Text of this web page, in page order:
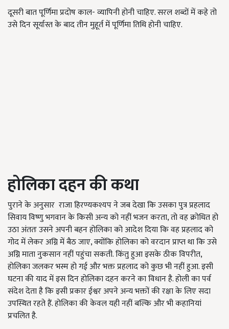
दूसरी बात पूर्णिमा प्रदोष काल- व्यापिनी होनी चाहिए. सरल शब्दों में कहे तो
उसे दिन सूर्यास्त के बाद तीन मुहूर्त में पूर्णिमा तिथि होनी चाहिए.
होलिका दहन की कथा
पुराने के अनुसार राजा हिरण्यकश्यप ने जब देखा कि उसका पुत्र प्रहलाद
सिवाय विष्णु भगवान के किसी अन्य को नहीं भजन करता, तो वह क्रोधित हो
उठा अंततः उसने अपनी बहन होलिका को आदेश दिया कि वह प्रहलाद को
गोद में लेकर अग्नि में बैठ जाए, क्योंकि होलिका को वरदान प्राप्त था कि उसे
अग्नि माता नुकसान नहीं पहुंचा सकती. किंतु हुआ इसके ठीक विपरीत,
होलिका जलकर भस्म हो गई और भक्त प्रहलाद को कुछ भी नहीं हुआ. इसी
घटना की याद में इस दिन होलिका दहन करने का विधान है. होली का पर्व
संदेश देता है कि इसी प्रकार ईश्वर अपने अन्य भक्तों की रक्षा के लिए सदा
उपस्थित रहते हैं. होलिका की केवल यही नहीं बल्कि और भी कहानियां
प्रचलित है.